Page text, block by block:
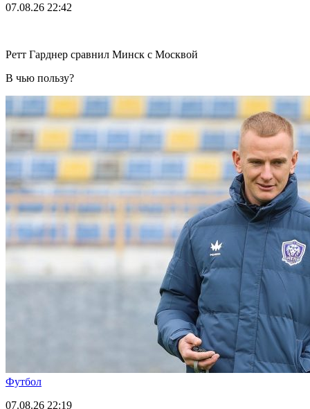
07.08.26 22:42
Ретт Гарднер сравнил Минск с Москвой
В чью пользу?
Футбол
07.08.26 22:19